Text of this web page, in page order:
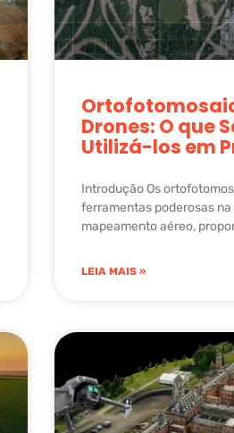
Drones: O que
Utilizá-los em
Introdução Os
ferramentas poderosas
mapeamento aéreo,
LEIA MAIS »